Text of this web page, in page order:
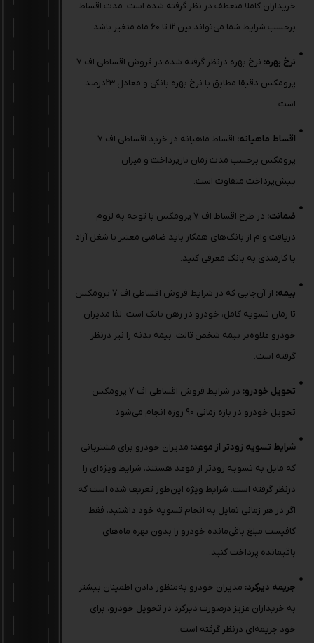
خریداران کاملا منعطف در نظر گرفته شده است. مدت اقساط
برحسب شرایط شما می‌تواند بین 12 تا 60 ماه متغیر باشد.
نرخ بهره:
نرخ بهره درنظر گرفته شده در فروش اقساطی اف 7
پرومکس دقیقا مطابق با نرخ بهره بانکی و معادل 23درصد
است.
اقساط ماهیانه:
اقساط ماهیانه در خرید اقساطی اف 7
پرومکس برحسب مدت زمان بازپرداخت و میزان
پیش‌پرداخت متفاوت است.
ضمانت:
در طرح اقساط اف 7 پرومکس با توجه به لزوم
دریافت وام از بانک‌های همکار باید ضامنی معتبر با شغل آزاد
یا کارمندی به بانک معرفی کنید.
بیمه:
از آن‌جایی ‌که در شرایط فروش اقساطی اف 7 پرومکس
تا زمان تسویه کامل، خودرو در رهن بانک است، لذا مدیران
خودرو علاوه‌بر بیمه شخص ثالث، بیمه بدنه را نیز درنظر
گرفته است.
تحویل خودرو:
در شرایط فروش اقساطی اف 7 پرومکس
تحویل خودرو در بازه زمانی 90 روزه انجام می‌شود.
شرایط تسویه زودتر از موعد: مدیران خودرو برای مشتریانی
که مایل به تسویه زودتر از موعد هستند، شرایط ویژه‌ای را
درنظر گرفته است. شرایط ویژه این‌طور تعریف شده است که
اگر در هر زمانی تمایل به انجام تسویه خود داشتید، فقط
کافیست مبلغ باقی‌مانده خودرو را بدون بهره ماه‌های
باقیمانده پرداخت کنید.
جریمه دیرکرد: مدیران خودرو به‌منظور دادن اطمینان بیشتر
به خریداران عزیز درصورت دیرکرد در تحویل خودرو، برای
خود جریمه‌ای درنظر گرفته است.